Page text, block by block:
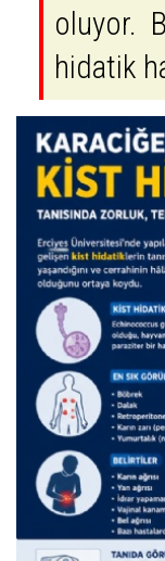
oluyor.
hidatik